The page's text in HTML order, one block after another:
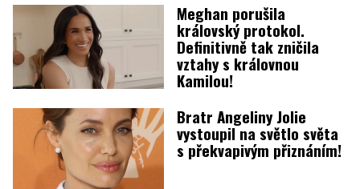
Meghan porušila
královský protokol.
Definitivně tak zničila
vztahy s královnou
Kamilou!
Bratr Angeliny Jolie
vystoupil na světlo světa
s překvapivým přiznáním!